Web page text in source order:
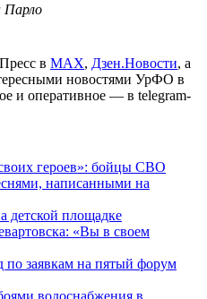
Парло
в МАХ, Дзен.Новости, а
новостями УрФО в
и оперативное — в telegram-
героев»: бойцы СВО
написанными на
площадке
«Вы в своем
по заявкам на пятый форум
водоснабжения в